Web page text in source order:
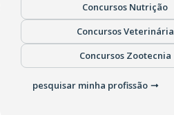
Concursos Nutrição
Concursos Veterinária
Concursos Zootecnia
pesquisar minha profissão